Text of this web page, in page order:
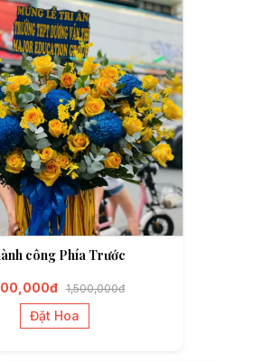
công Phía Trước
1,500,000đ
Đặt Hoa
Flowers
trong vài phút
mình có thể hỗ trợ chọn hoa